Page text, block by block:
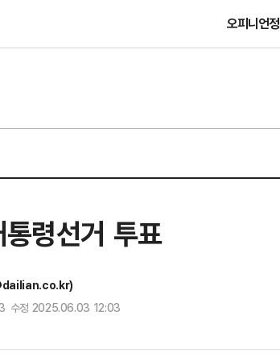
오피니언
령선거 투표
수정 2025.06.03 12:03